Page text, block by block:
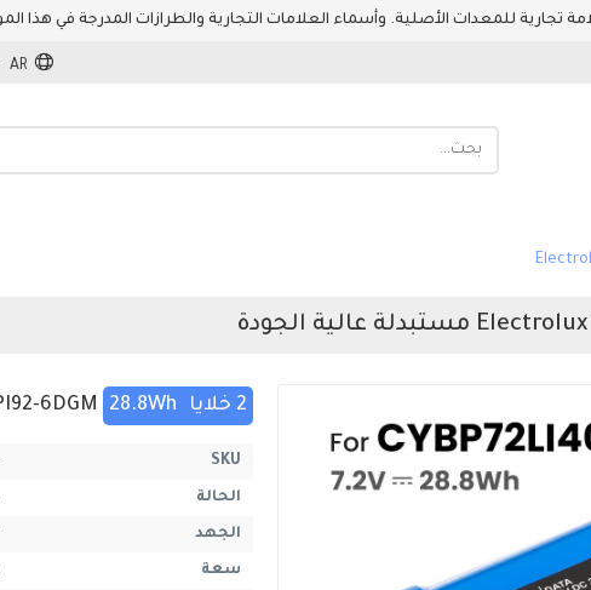
AR
2 خلايا 28.8Wh
SKU
الحالة
الجهد
سعة